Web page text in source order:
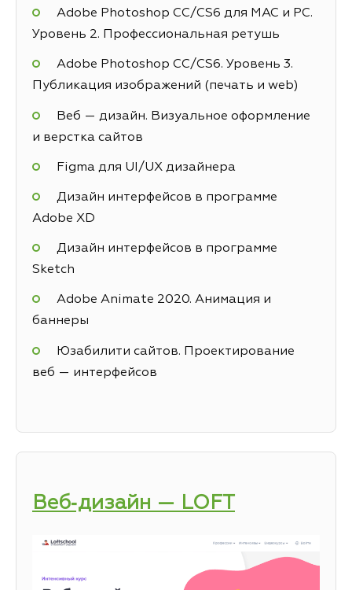
Adobe Photoshop СС/CS6 для MAC и PC.
Уровень 2. Профессиональная ретушь
Adobe Photoshop СС/CS6. Уровень 3.
Публикация изображений (печать и web)
Веб — дизайн. Визуальное оформление
и верстка сайтов
Figma для UI/UX дизайнера
Дизайн интерфейсов в программе
Adobe XD
Дизайн интерфейсов в программе
Sketch
Adobe Animate 2020. Анимация и
баннеры
Юзабилити сайтов. Проектирование
веб — интерфейсов
Веб‑дизайн — LOFT